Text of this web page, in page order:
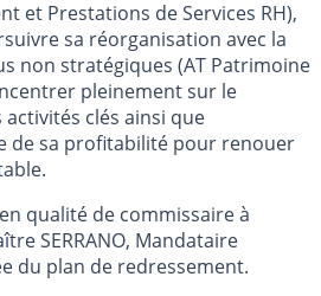
et Prestations de Services RH),
sa réorganisation avec la
non stratégiques (AT Patrimoine
pleinement sur le
clés ainsi que
de sa profitabilité pour renouer
qualité de commissaire à
SERRANO, Mandataire
du plan de redressement.